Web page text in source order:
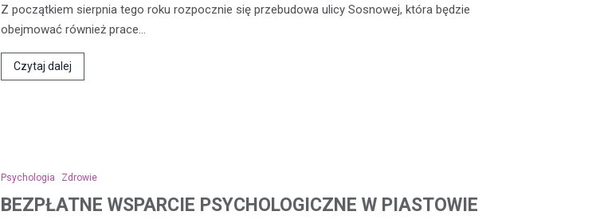
Z początkiem sierpnia tego roku rozpocznie się przebudowa ulicy Sosnowej, która będzie
obejmować również prace…
Czytaj dalej
Psychologia Zdrowie
BEZPŁATNE WSPARCIE PSYCHOLOGICZNE W PIASTOWIE